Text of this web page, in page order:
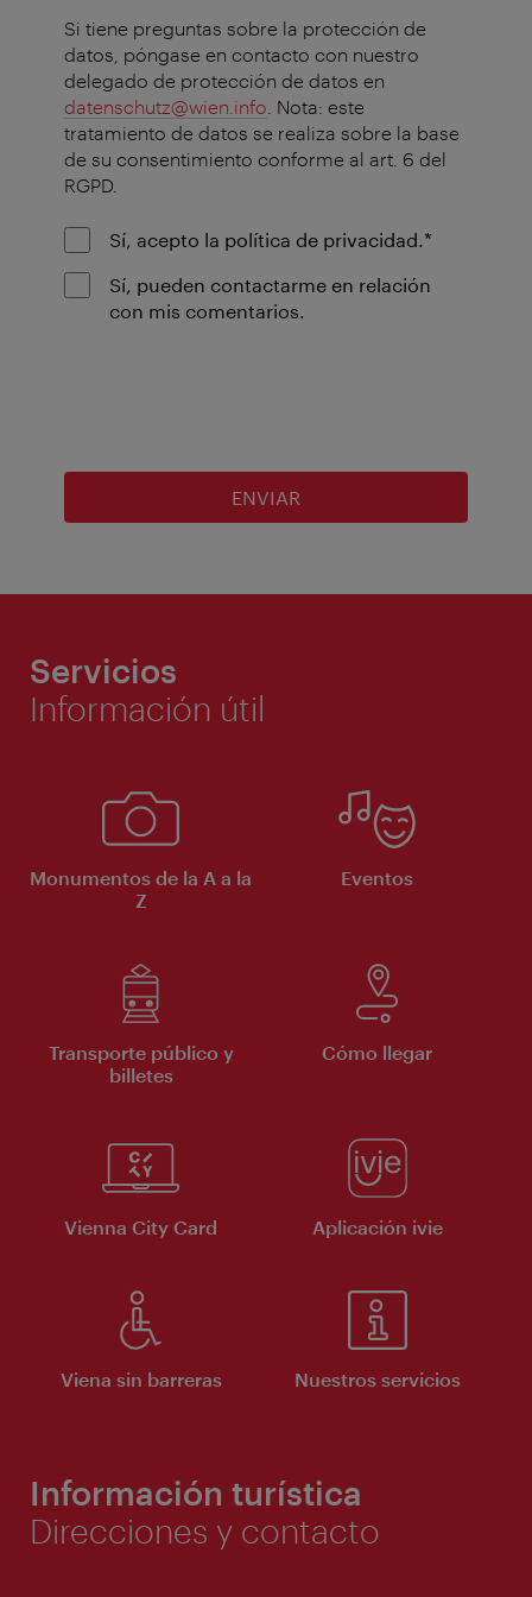
Si tiene preguntas sobre la protección de
datos, póngase en contacto con nuestro
delegado de protección de datos en
datenschutz@wien.info . Nota: este
tratamiento de datos se realiza sobre la base
de su consentimiento conforme al art. 6 del
RGPD.
Sí, acepto la política de privacidad. *
Sí, pueden contactarme en relación
con mis comentarios.
ENVIAR
Servicios
Información útil
Monumentos de la A a la
Z
Eventos
Transporte público y
billetes
Cómo llegar
Vienna City Card Aplicación ivie
Viena sin barreras Nuestros servicios
Información turística
Direcciones y contacto